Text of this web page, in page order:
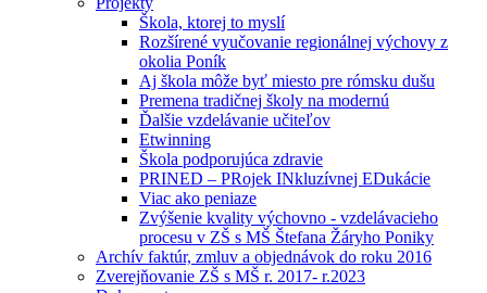
Škola, ktorej to myslí
Rozšírené vyučovanie regionálnej výchovy z
okolia Poník
Aj škola môže byť miesto pre rómsku dušu
Premena tradičnej školy na modernú
Ďalšie vzdelávanie učiteľov
Etwinning
Škola podporujúca zdravie
PRINED – PRojek INkluzívnej EDukácie
Viac ako peniaze
Zvýšenie kvality výchovno - vzdelávacieho
procesu v ZŠ s MŠ Štefana Žáryho Poniky
Archív faktúr, zmluv a objednávok do roku 2016
Zverejňovanie ZŠ s MŠ r. 2017- r.2023